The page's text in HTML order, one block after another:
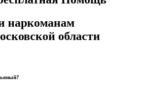
наркоманам
области